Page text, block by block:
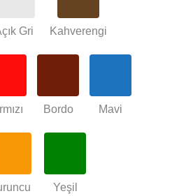
Gri Kahverengi
Bordo Mavi
Yeşil